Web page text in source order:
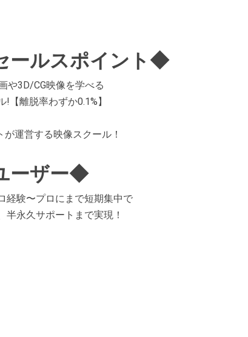
ールスポイント◆
や3D/CG映像を学べる
【離脱率わずか0.1%】
が運営する映像スクール！
ーザー◆
経験〜プロにまで短期集中で
永久サポートまで実現！